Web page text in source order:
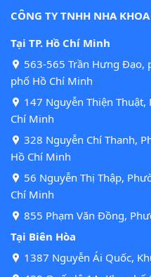
CÔNG TY TNHH NHA
Tại TP. Hồ Chí Minh
563-565 Trần Hưng Đạo,
phố Hồ Chí Minh
147 Nguyễn Thiện
Chí Minh
328 Nguyễn Chí Thanh,
Hồ Chí Minh
56 Nguyễn Thị Thập,
Chí Minh
855 Phạm Văn Đồng,
Tại Biên Hòa
1387 Nguyễn Ái Quốc,